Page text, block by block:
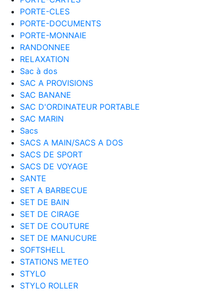
PORTE-CLES
PORTE-DOCUMENTS
PORTE-MONNAIE
RANDONNEE
RELAXATION
Sac à dos
SAC A PROVISIONS
SAC BANANE
SAC D'ORDINATEUR PORTABLE
SAC MARIN
Sacs
SACS A MAIN/SACS A DOS
SACS DE SPORT
SACS DE VOYAGE
SANTE
SET A BARBECUE
SET DE BAIN
SET DE CIRAGE
SET DE COUTURE
SET DE MANUCURE
SOFTSHELL
STATIONS METEO
STYLO
STYLO ROLLER